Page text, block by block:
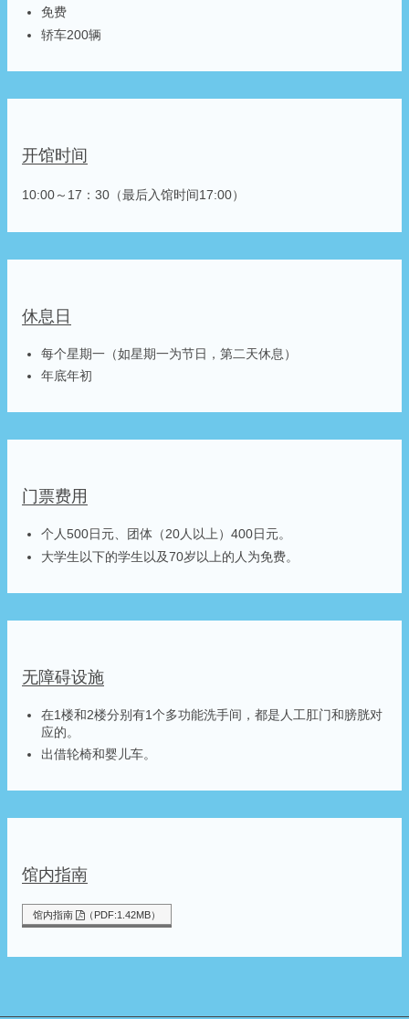
免费
轿车200辆
开馆时间
10:00～17：30（最后入馆时间17:00）
休息日
每个星期一（如星期一为节日，第二天休息）
年底年初
门票费用
个人500日元、团体（20人以上）400日元。
大学生以下的学生以及70岁以上的人为免费。
无障碍设施
在1楼和2楼分别有1个多功能洗手间，都是人工肛门和膀胱对
应的。
出借轮椅和婴儿车。
馆内指南
馆内指南 （PDF:1.42MB）